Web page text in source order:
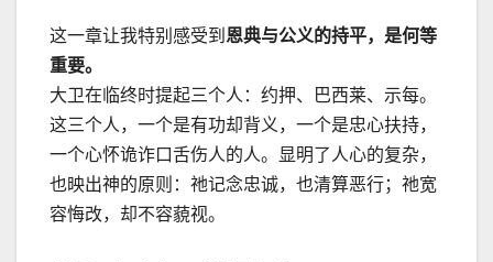
这一章让我特别感受到 恩典与公义的持平，是何等
重要。
大卫在临终时提起三个人：约押、巴西莱、示每。
这三个人，一个是有功却背义，一个是忠心扶持，
一个心怀诡诈口舌伤人的人。显明了人心的复杂，
也映出神的原则：祂记念忠诚，也清算恶行；祂宽
容悔改，却不容藐视。